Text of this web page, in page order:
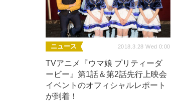
ニュース 2018.3.28 Wed 0:00
TVアニメ『ウマ娘 プリティーダ
ービー』第1話＆第2話先行上映会
イベントのオフィシャルレポート
が到着！